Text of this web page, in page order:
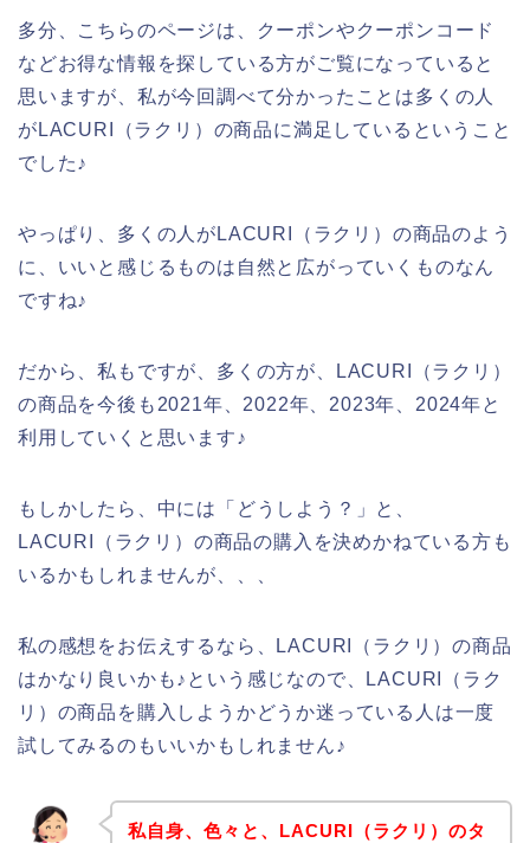
多分、こちらのページは、クーポンやクーポンコード
などお得な情報を探している方がご覧になっていると
思いますが、私が今回調べて分かったことは多くの人
がLACURI（ラクリ）の商品に満足しているということ
でした♪
やっぱり、多くの人がLACURI（ラクリ）の商品のよう
に、いいと感じるものは自然と広がっていくものなん
ですね♪
だから、私もですが、多くの方が、LACURI（ラクリ）
の商品を今後も2021年、2022年、2023年、2024年と
利用していくと思います♪
もしかしたら、中には「どうしよう？」と、
LACURI（ラクリ）の商品の購入を決めかねている方も
いるかもしれませんが、、、
私の感想をお伝えするなら、LACURI（ラクリ）の商品
はかなり良いかも♪という感じなので、LACURI（ラク
リ）の商品を購入しようかどうか迷っている人は一度
試してみるのもいいかもしれません♪
私自身、色々と、LACURI（ラクリ）のタ